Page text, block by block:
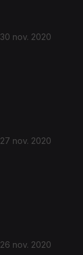
30 nov. 2020
27 nov. 2020
26 nov. 2020